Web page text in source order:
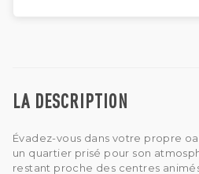
LA DESCRIPTION
Évadez-vous dans votre propre
un quartier prisé pour son
restant proche des centres